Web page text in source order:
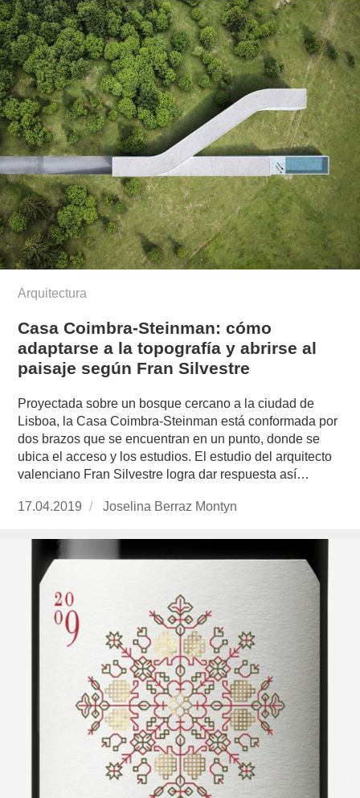
Arquitectura
Casa Coimbra-Steinman: cómo
adaptarse a la topografía y abrirse al
paisaje según Fran Silvestre
Proyectada sobre un bosque cercano a la ciudad de
Lisboa, la Casa Coimbra-Steinman está conformada por
dos brazos que se encuentran en un punto, donde se
ubica el acceso y los estudios. El estudio del arquitecto
valenciano Fran Silvestre logra dar respuesta así…
Publicado
17.04.2019
https://www.experimenta.es/author/joselina-
Joselina Berraz Montyn